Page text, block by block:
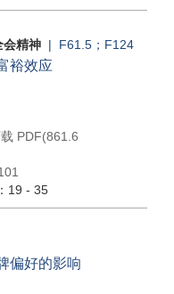
会精神 | F61.5；F124
裕效应
PDF(861.6
19 - 35
偏好的影响